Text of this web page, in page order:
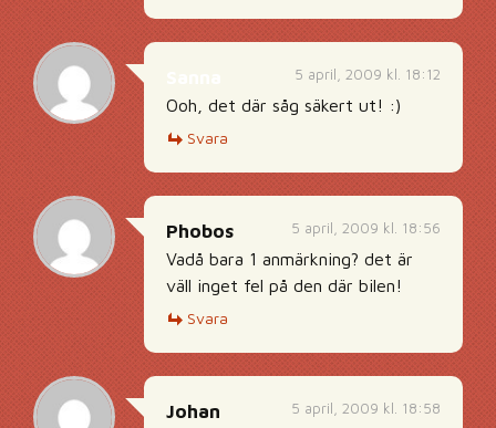
5 april, 2009 kl. 18:12
Ooh, det där såg säkert ut! :)
Svara
5 april, 2009 kl. 18:56
Phobos
Vadå bara 1 anmärkning? det är
väll inget fel på den där bilen!
Svara
5 april, 2009 kl. 18:58
Johan